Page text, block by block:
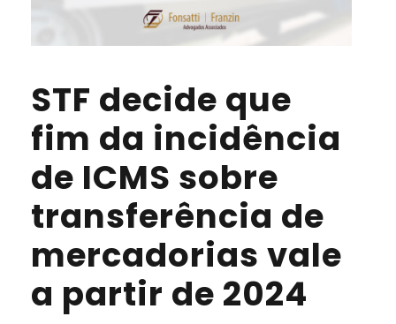
STF decide que
fim da incidência
de ICMS sobre
transferência de
mercadorias vale
a partir de 2024